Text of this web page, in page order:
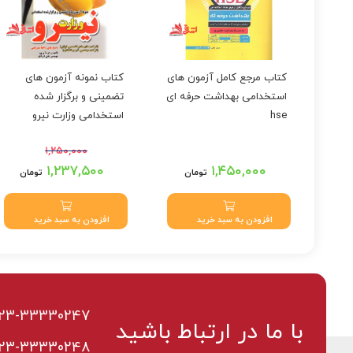
کتاب مرجع کامل آزمون های
استخدامی بهداشت حرفه ای
hse
۱,۴۵۰,۰۰۰ تومان
افزودن به سبد خرید
کتاب نمونه آزمون های
تضمینی و برگزار شده
استخدامی وزارت نیرو
توانیر) (شرکت مهندسی آب
و فاضلاب) پاسخ های واقعا
تشریحی
۱,۲۵۰,۰۰۰
قیمت اصلی: ۱,۲۵۰,۰۰۰
تومان بود.
۱,۲۳۷,۵۰۰ تومان
قیمت فعلی: ۱,۲۳۷,۵۰۰
تومان.
افزودن به سبد خرید
با ما در ارتباط باشید
33330247
33330248